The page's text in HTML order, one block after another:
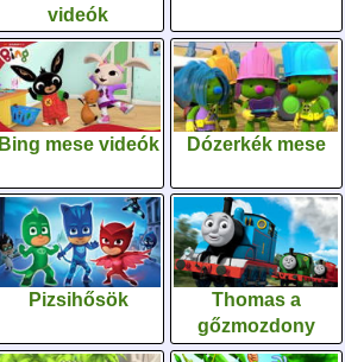
videók
Bing mese videók Dózerkék mese
Pizsihősök
Thomas a
gőzmozdony